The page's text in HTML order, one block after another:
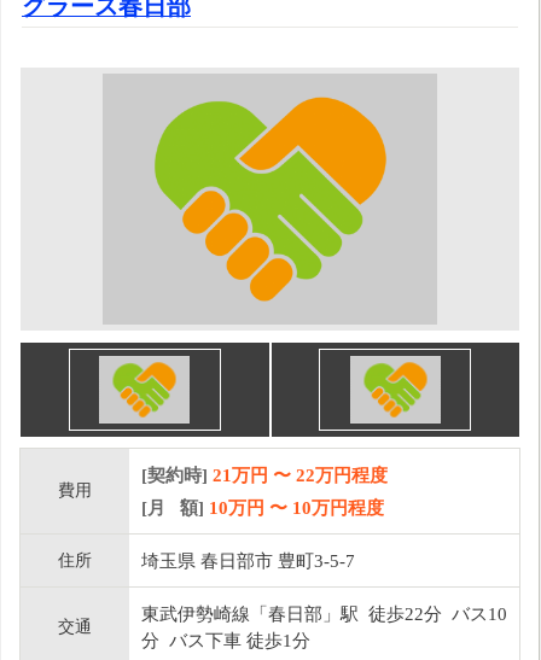
グラース春日部
費用
[契約時] 21万円 〜 22万円程度
[月 額] 10万円 〜 10万円程度
住所 埼玉県 春日部市 豊町3-5-7
交通
東武伊勢崎線「春日部」駅 徒歩22分 バス10
分 バス下車 徒歩1分